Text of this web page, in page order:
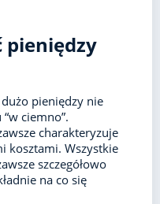
pieniędzy
pieniędzy nie
ciemno”.
charakteryzuje
kosztami. Wszystkie
szczegółowo
na co się